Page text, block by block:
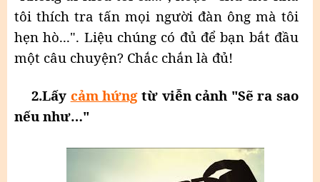
tôi thích tra tấn mọi người đàn ông mà tôi
hẹn hò...". Liệu chúng có đủ để bạn bắt đầu
một câu chuyện? Chắc chắn là đủ!
2.Lấy cảm hứngtừ viễn cảnh "Sẽ ra sao
nếu như…"